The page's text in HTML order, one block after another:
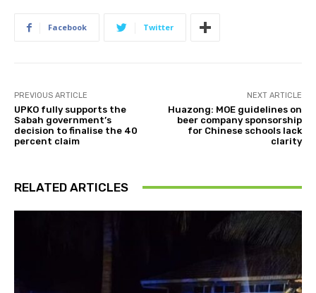
Facebook Twitter
PREVIOUS ARTICLE
UPKO fully supports the
Sabah government’s
decision to finalise the 40
percent claim
NEXT ARTICLE
Huazong: MOE guidelines on
beer company sponsorship
for Chinese schools lack
clarity
RELATED ARTICLES